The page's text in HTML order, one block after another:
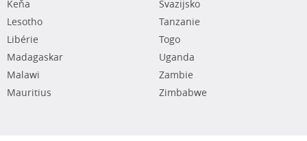
Keňa
Lesotho
Libérie
Madagaskar
Malawi
Mauritius
Svazijsko
Tanzanie
Togo
Uganda
Zambie
Zimbabwe